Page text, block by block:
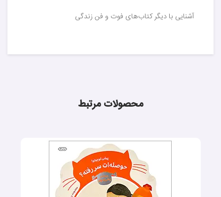
آشنایی با دیگر کتاب‌های فوت و فن زندگی
محصولات مرتبط